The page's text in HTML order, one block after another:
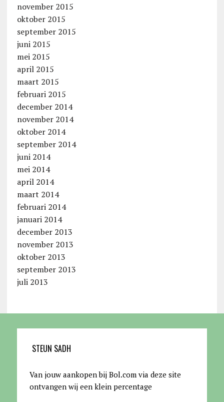
november 2015
oktober 2015
september 2015
juni 2015
mei 2015
april 2015
maart 2015
februari 2015
december 2014
november 2014
oktober 2014
september 2014
juni 2014
mei 2014
april 2014
maart 2014
februari 2014
januari 2014
december 2013
november 2013
oktober 2013
september 2013
juli 2013
STEUN SADH
Van jouw aankopen bij Bol.com via deze site
ontvangen wij een klein percentage